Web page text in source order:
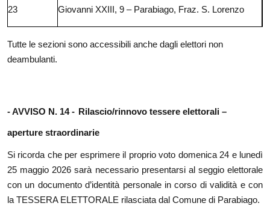
23
Giovanni XXIII, 9 – Parabiago, Fraz. S. Lorenzo
Tutte le sezioni sono accessibili anche dagli elettori non
deambulanti.
- AVVISO N. 14 - Rilascio/rinnovo tessere elettorali –
aperture straordinarie
Si ricorda che per esprimere il proprio voto domenica 24 e lunedì
25 maggio 2026 sarà necessario presentarsi al seggio elettorale
con un documento d’identità personale in corso di validità e con
la TESSERA ELETTORALE rilasciata dal Comune di Parabiago.